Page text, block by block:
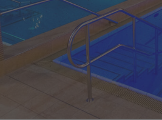
Website Paket
Entsorgungshinweise